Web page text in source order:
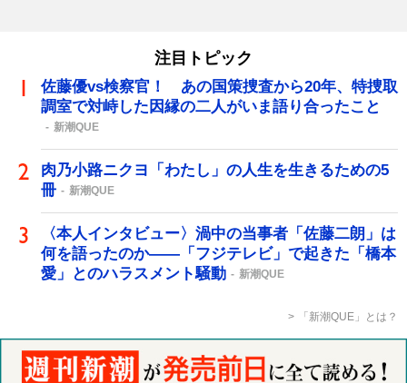
注目トピック
佐藤優vs検察官！ あの国策捜査から20年、特捜取
調室で対峙した因縁の二人がいま語り合ったこと
新潮QUE
肉乃小路ニクヨ「わたし」の人生を生きるための5
冊
新潮QUE
〈本人インタビュー〉渦中の当事者「佐藤二朗」は
何を語ったのか――「フジテレビ」で起きた「橋本
愛」とのハラスメント騒動
新潮QUE
「新潮QUE」とは？